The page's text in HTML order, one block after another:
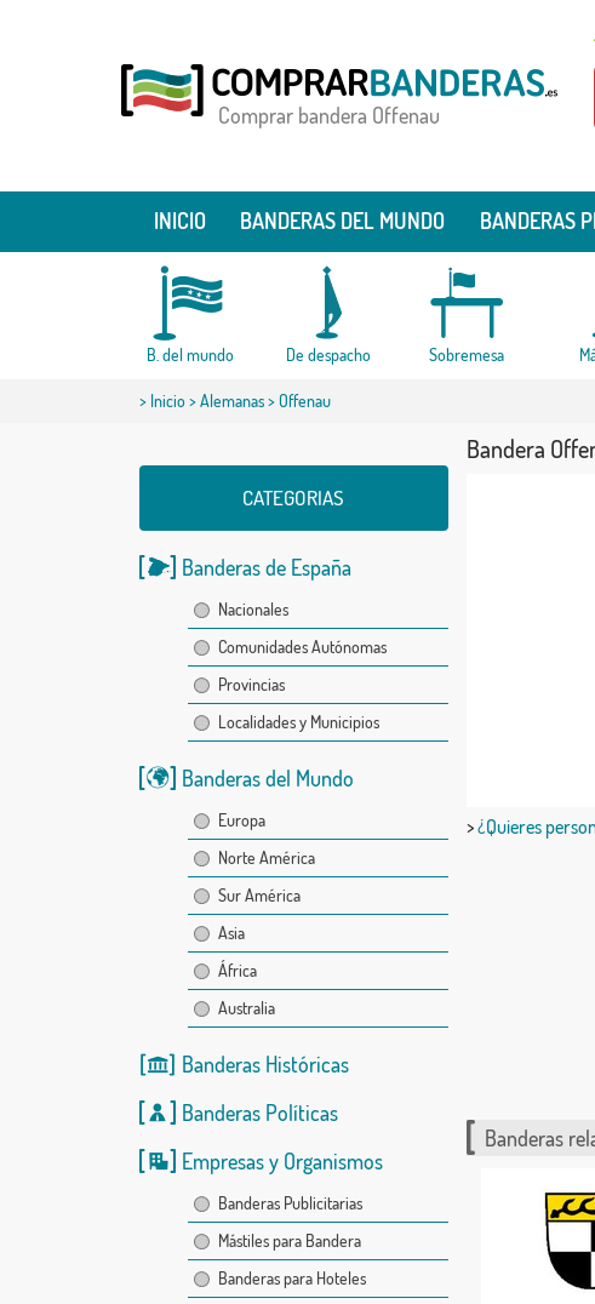
Comprar bandera Offenau
INICIO BANDERAS DEL MUNDO BANDERAS
B. del mundo De despacho Sobremesa
> Inicio>Alemanas> Offenau
CATEGORIAS
Banderas de España
Nacionales
Comunidades Autónomas
Provincias
Localidades y Municipios
Banderas del Mundo
Europa
Norte América
Sur América
Asia
África
Australia
Banderas Históricas
Banderas Políticas
Empresas y Organismos
Banderas Publicitarias
Mástiles para Bandera
Banderas para Hoteles
Bandera
>¿Quieres
Banderas